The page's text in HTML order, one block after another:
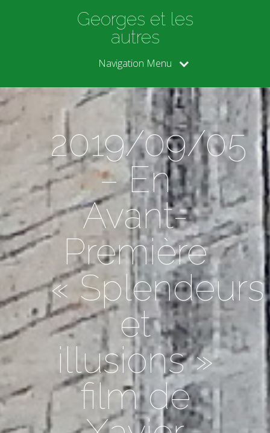
Georges et les
autres
Navigation Menu
2019/09/05
– En
Avant-
Première
« Splendeurs
et
illusions »
film de